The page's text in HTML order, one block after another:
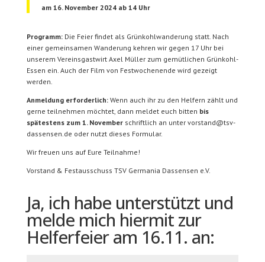
am 16. November 2024 ab 14 Uhr
Programm:Die Feier findet als Grünkohlwanderung statt. Nach
einer gemeinsamen Wanderung kehren wir gegen 17 Uhr bei
unserem Vereinsgastwirt Axel Müller zum gemütlichen Grünkohl-
Essen ein. Auch der Film von Festwochenende wird gezeigt
werden.
Anmeldung erforderlich:Wenn auch ihr zu den Helfern zählt und
gerne teilnehmen möchtet, dann meldet euch bitten bis
spätestens zum 1. Novemberschriftlich an unter vorstand@tsv-
dassensen.de oder nutzt dieses Formular.
Wir freuen uns auf Eure Teilnahme!
Vorstand & Festausschuss TSV Germania Dassensen e.V.
Ja, ich habe unterstützt und
melde mich hiermit zur
Helferfeier am 16.11. an: